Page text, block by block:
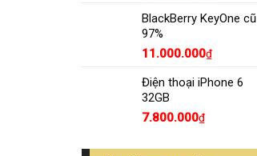
BlackBerry KeyOne cũ
97%
11.000.000₫
Điện thoại iPhone 6
32GB
7.800.000₫